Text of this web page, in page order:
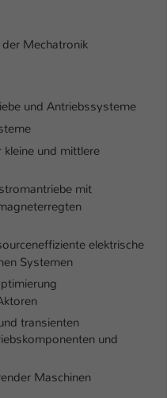
Mechatronik
und Antriebssysteme
kleine und mittlere
mit
elektrische
Systemen
transienten
und
Maschinen
vorgenommen
ein Standard-Session-
Es speichert im Fall
die Session-ID. So
Benutzer
und es wird ihm
Bereichen